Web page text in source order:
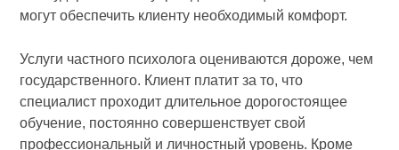
могут обеспечить клиенту необходимый комфорт.
Услуги частного психолога оцениваются дороже, чем
государственного. Клиент платит за то, что
специалист проходит длительное дорогостоящее
обучение, постоянно совершенствует свой
профессиональный и личностный уровень. Кроме